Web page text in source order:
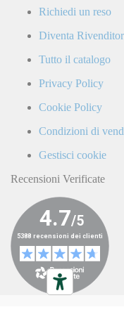
Richiedi un reso
Diventa
Tutto il catalogo
Privacy Policy
Cookie Policy
Condizioni di
Gestisci cookie
Recensioni Verificate